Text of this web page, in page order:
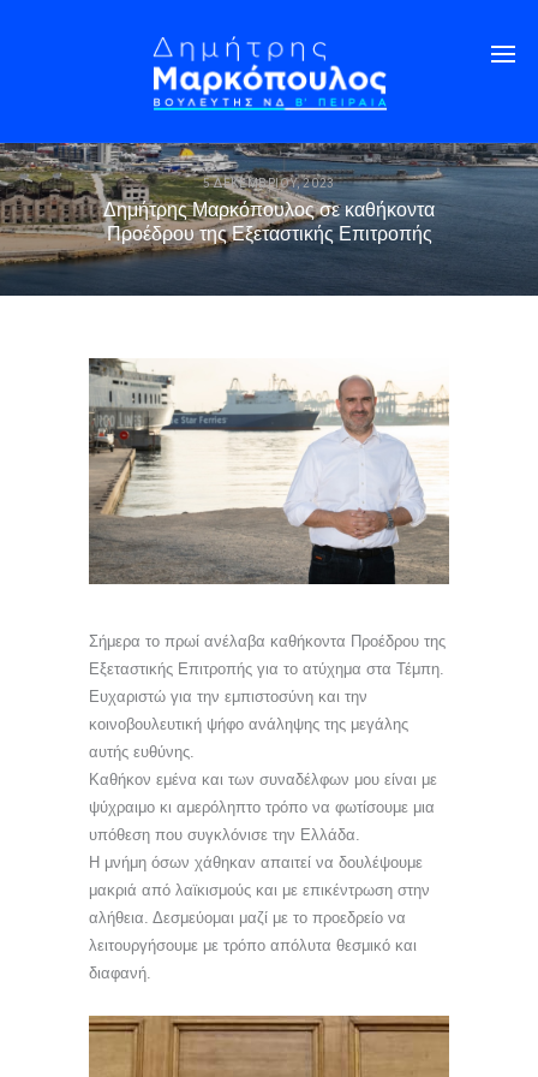
5 ΔΕΚΕΜΒΡΊΟΥ, 2023
Δημήτρης Μαρκόπουλος σε καθήκοντα
Προέδρου της Εξεταστικής Επιτροπής
Σήμερα το πρωί ανέλαβα καθήκοντα Προέδρου της
Εξεταστικής Επιτροπής για το ατύχημα στα Τέμπη.
Ευχαριστώ για την εμπιστοσύνη και την
κοινοβουλευτική ψήφο ανάληψης της μεγάλης
αυτής ευθύνης.
Καθήκον εμένα και των συναδέλφων μου είναι με
ψύχραιμο κι αμερόληπτο τρόπο να φωτίσουμε μια
υπόθεση που συγκλόνισε την Ελλάδα.
Η μνήμη όσων χάθηκαν απαιτεί να δουλέψουμε
μακριά από λαϊκισμούς και με επικέντρωση στην
αλήθεια. Δεσμεύομαι μαζί με το προεδρείο να
λειτουργήσουμε με τρόπο απόλυτα θεσμικό και
διαφανή.